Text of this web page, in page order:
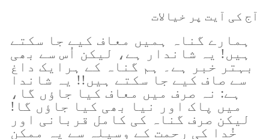
آج کی آیت پر خیالات
ہمارے گناہ ہمیں معاف کیے جا سکتے
ہیں! یہ شاندار ہے، لیکن اُس سے بھی
بہتر خبر ہے۔ ہم گناہ کے ہرایک داغ
سے صاف کیے جا سکتے ہیں!! یہ شاندا
ہے: نہ صرف میں معاف کیا جاؤں گا،
میں پاک اور نیا بھی کیا جاؤں گا!
لیکن صرف گناہ کی کامل قربانی اور
خُدا کی رحمت کے وسیلہ سے یہ ممکن